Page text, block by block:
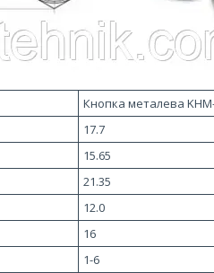
Кнопка металева
17.7
15.65
21.35
12.0
16
1-6